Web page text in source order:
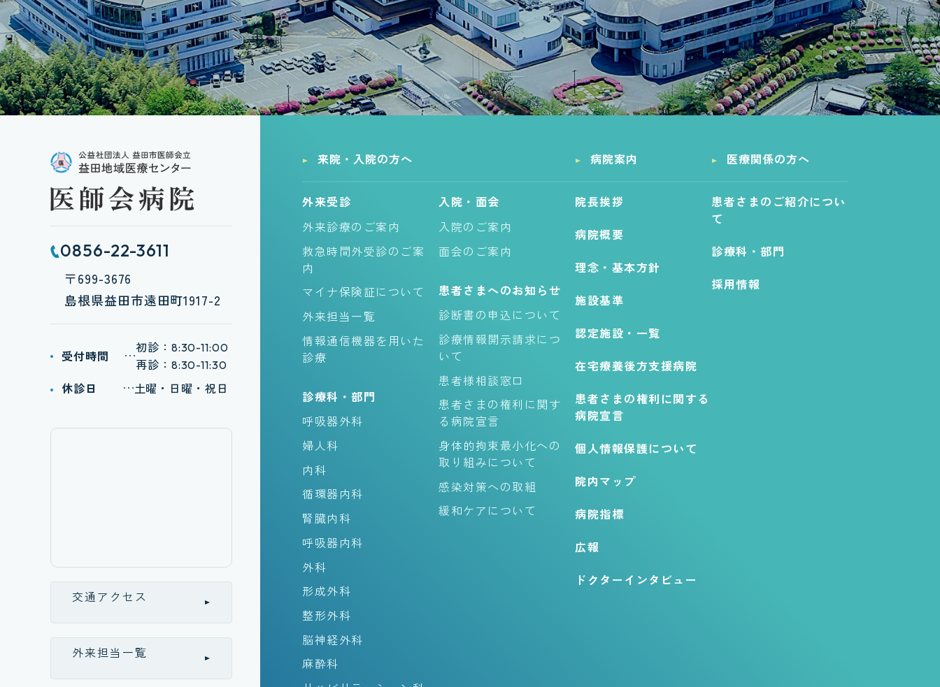
整形外科
脳神経外科
麻酔科
リハビリテーション
科
循環器外科
放射線科
ドック・健診
リハビリテーション
看護部
身体的拘束最小化へ
の取り組みについて
感染対策への取組
緩和ケアについて
0856-22-3611
〒699-3676
島根県益田市遠田町1917-2
受付時間
初診： 8:30-11:00
再診： 8:30-11:30
休診日 土曜・日曜・祝日
交通アクセス
外来担当一覧
来院・入院の方へ
外来受診
外来診療のご案内
救急時間外受診のご案
内
マイナ保険証について
外来担当一覧
情報通信機器を用いた
診療
診療科・部門
呼吸器外科
婦人科
内科
循環器内科
腎臓内科
呼吸器内科
外科
形成外科
整形外科
脳神経外科
麻酔科
入院・面会
入院のご案内
面会のご案内
患者さまへのお知らせ
診断書の申込について
診療情報開示請求につ
いて
患者様相談窓口
患者さまの権利に関す
る病院宣言
身体的拘束最小化への
取り組みについて
感染対策への取組
緩和ケアについて
病院案内
院長挨拶
病院概要
理念・基本方針
施設基準
認定施設・一覧
在宅療養後方支援病院
患者さまの権利に関する
病院宣言
個人情報保護について
院内マップ
病院指標
広報
ドクターインタビュー
医療関係の方へ
患者さまのご紹介につい
て
診療科・部門
採用情報